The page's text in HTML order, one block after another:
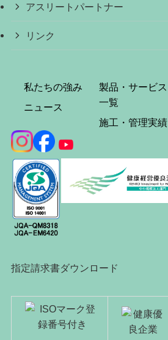
アスリートパートナー
リンク
私たちの強み
ニュース
製品・サービス
一覧
施工・管理実績
指定請求書ダウンロード